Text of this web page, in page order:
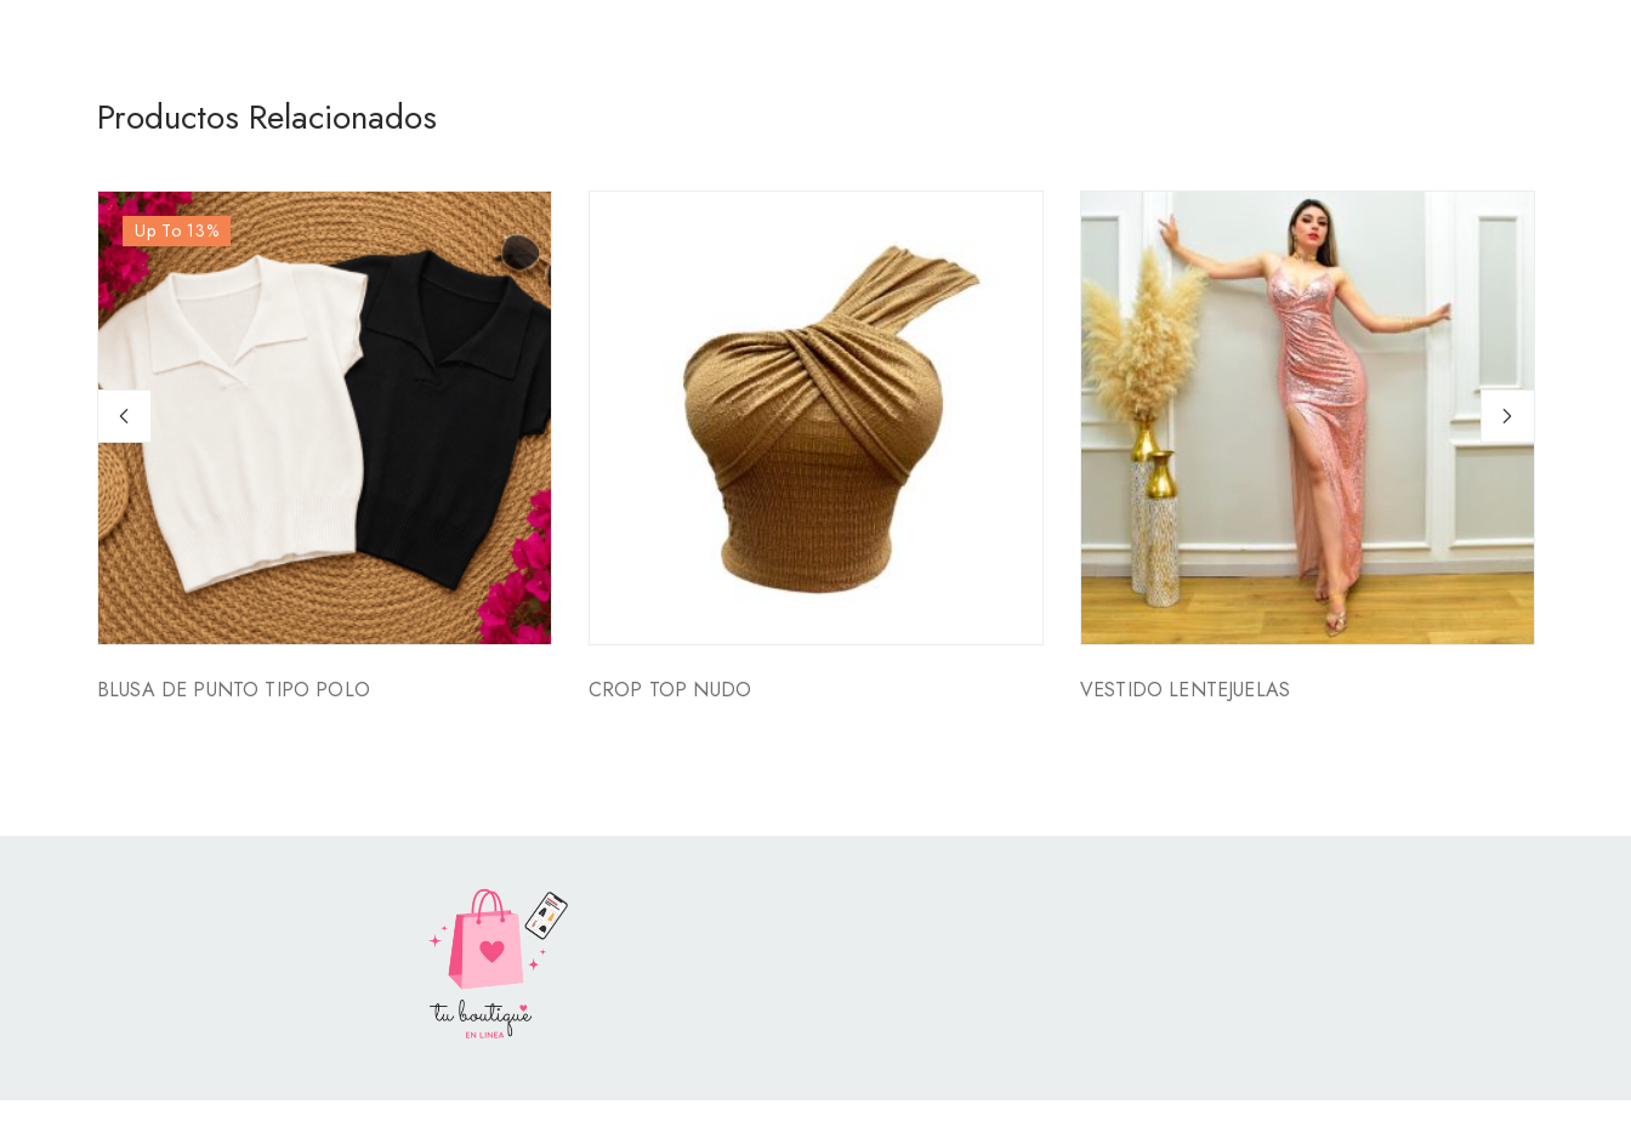
Productos Relacionados
Up To 13%
BLUSA DE PUNTO TIPO POLO CROP TOP NUDO VESTIDO LENTEJUELAS